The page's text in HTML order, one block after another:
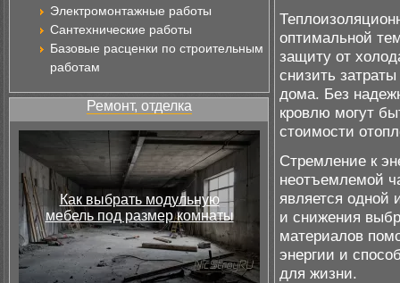
Электромонтажные работы
Сантехнические работы
Базовые расценки по строительным
работам
Ремонт, отделка
Как выбрать модульную
мебель под размер комнаты
оптимальной
защиту от
снизить
дома. Без
кровлю могут
стоимости
Стремление к
неотъемлемой
является одной
и снижения
материалов
энергии и
для жизни.